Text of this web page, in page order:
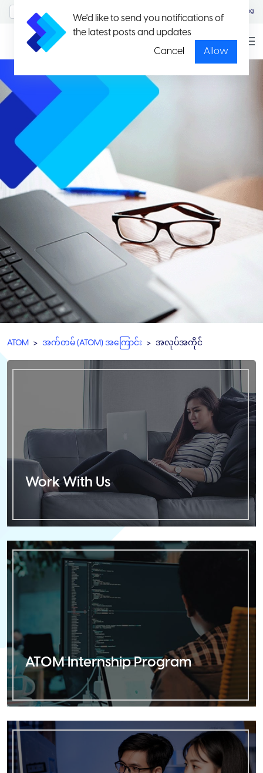
We'd like to send you notifications of
the latest posts and updates
Cancel
Allow
Eng
ATOM အက်တမ် (ATOM) အကြောင်း အလုပ်အကိုင်
Work With Us
ATOM Internship Program